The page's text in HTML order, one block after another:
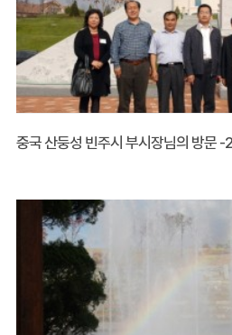
중국 산둥성 빈주시 부시장님의 방문 -